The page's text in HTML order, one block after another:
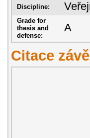
Discipline:
Grade for
thesis and
defense:
A
Citace